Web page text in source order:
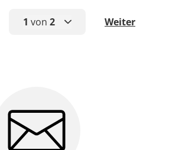
1 von 2 Weiter